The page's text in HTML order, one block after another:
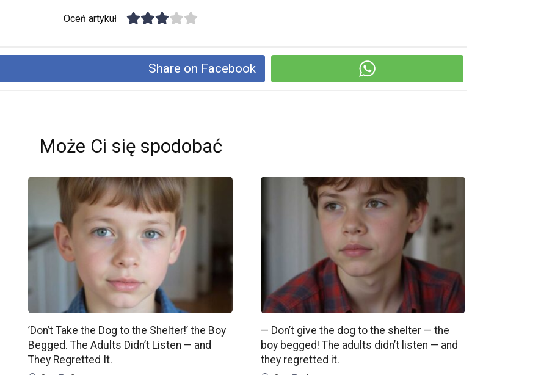
Oceń artykuł
Share on Facebook
Może Ci się spodobać
’Don’t Take the Dog to the Shelter!’ the Boy
Begged. The Adults Didn’t Listen — and
They Regretted It.
— Don’t give the dog to the shelter — the
boy begged! The adults didn’t listen — and
they regretted it.